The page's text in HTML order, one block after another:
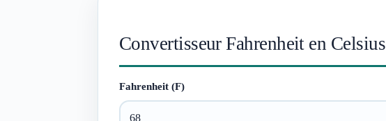
Convertisseur Fahrenheit en Celsius
Fahrenheit (F)